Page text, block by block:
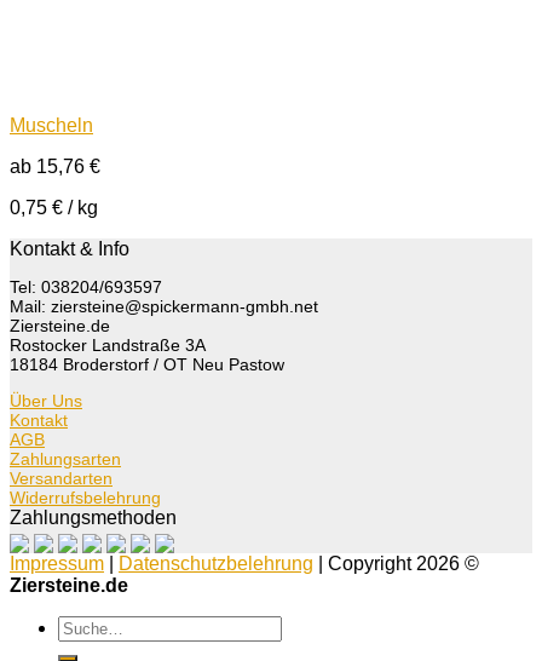
Muscheln
ab 15,76 €
0,75 € / kg
Kontakt & Info
Tel: 038204/693597
Mail: ziersteine@spickermann-gmbh.net
Ziersteine.de
Rostocker Landstraße 3A
18184 Broderstorf / OT Neu Pastow
Über Uns
Kontakt
AGB
Zahlungsarten
Versandarten
Widerrufsbelehrung
Zahlungsmethoden
Impressum Datenschutzbelehrung | Copyright 2026 ©
Ziersteine.de
Suche
nach: